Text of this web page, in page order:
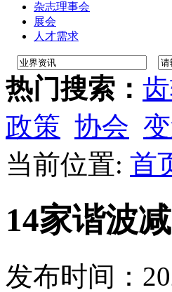
杂志理事会
展会
人才需求
热门搜索：
政策 协会
当前位置: 首
14家谐波
发布时间：